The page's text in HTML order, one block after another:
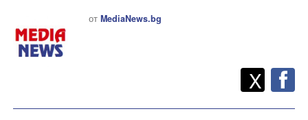
от MediaNews.bg
Споделете
X